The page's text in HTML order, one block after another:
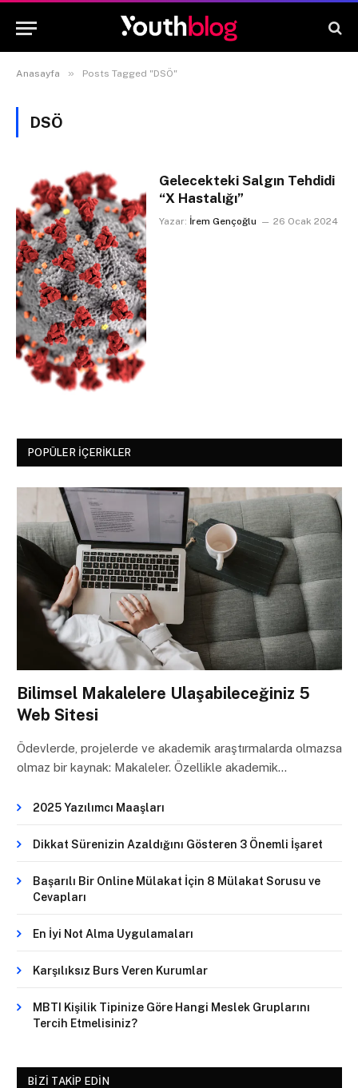
Anasayfa » Posts Tagged "DSÖ"
DSÖ
Gelecekteki Salgın Tehdidi
“X Hastalığı”
Yazar: İrem Gençoğlu 26 Ocak 2024
POPÜLER İÇERIKLER
Bilimsel Makalelere Ulaşabileceğiniz 5
Web Sitesi
Ödevlerde, projelerde ve akademik araştırmalarda olmazsa
olmaz bir kaynak: Makaleler. Özellikle akademik…
2025 Yazılımcı Maaşları
Dikkat Sürenizin Azaldığını Gösteren 3 Önemli İşaret
Başarılı Bir Online Mülakat İçin 8 Mülakat Sorusu ve
Cevapları
En İyi Not Alma Uygulamaları
Karşılıksız Burs Veren Kurumlar
MBTI Kişilik Tipinize Göre Hangi Meslek Gruplarını
Tercih Etmelisiniz?
BIZI TAKIP EDIN